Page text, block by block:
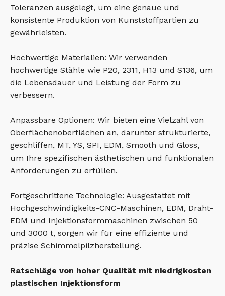
Toleranzen ausgelegt, um eine genaue und
konsistente Produktion von Kunststoffpartien zu
gewährleisten.
Hochwertige Materialien: Wir verwenden
hochwertige Stähle wie P20, 2311, H13 und S136, um
die Lebensdauer und Leistung der Form zu
verbessern.
Anpassbare Optionen: Wir bieten eine Vielzahl von
Oberflächenoberflächen an, darunter strukturierte,
geschliffen, MT, YS, SPI, EDM, Smooth und Gloss,
um Ihre spezifischen ästhetischen und funktionalen
Anforderungen zu erfüllen.
Fortgeschrittene Technologie: Ausgestattet mit
Hochgeschwindigkeits-CNC-Maschinen, EDM, Draht-
EDM und Injektionsformmaschinen zwischen 50
und 3000 t, sorgen wir für eine effiziente und
präzise Schimmelpilzherstellung.
Ratschläge von hoher Qualität mit niedrigkosten
plastischen Injektionsform